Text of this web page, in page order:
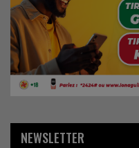
NEWSLETTER